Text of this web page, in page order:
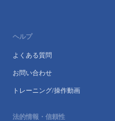
ヘルプ
よくある質問
お問い合わせ
トレーニング/操作動画
法的情報・信頼性